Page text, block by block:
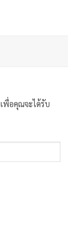
พื่อคุณจะได้รับ